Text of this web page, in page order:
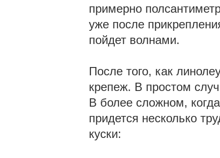
примерно
уже после
пойдет волнами.
После того, как
крепеж. В простом
В более сложном,
придется несколько
куски: